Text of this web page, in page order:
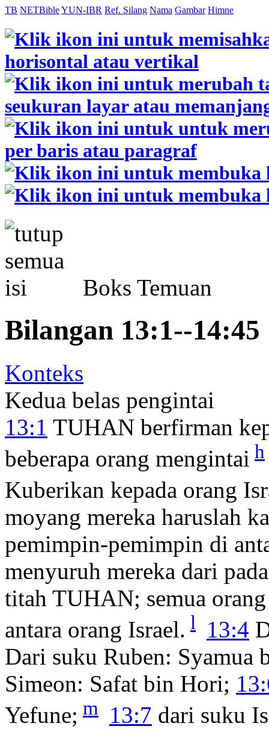
TB NETBibleYUN-IBR Ref. Silang Nama Gambar Himne
Boks Temuan
Bilangan 13:1--14:45
Konteks
Kedua belas pengintai
13:1 TUHAN berfirman
beberapa orang mengintai h
Kuberikan kepada orang
moyang mereka haruslah
pemimpin-pemimpin di
menyuruh mereka dari
titah TUHAN; semua
antara orang Israel. l 13:4
Dari suku Ruben: Syamua
Simeon: Safat bin Hori;
Yefune; m 13:7 dari suku